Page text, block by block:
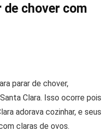
de chover com
parar de chover,
Clara. Isso ocorre pois
adorava cozinhar, e seus
claras de ovos.